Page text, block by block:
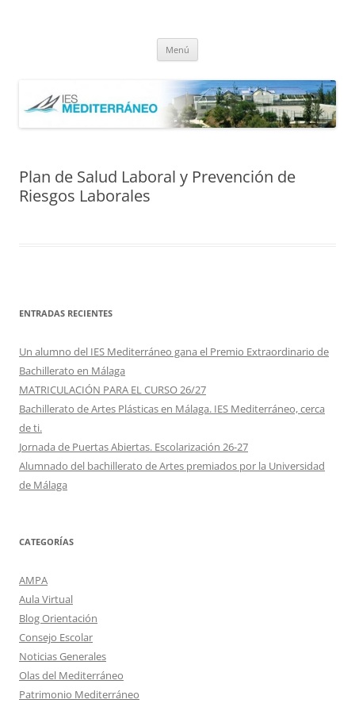
Menú
Plan de Salud Laboral y Prevención de
Riesgos Laborales
ENTRADAS RECIENTES
Un alumno del IES Mediterráneo gana el Premio Extraordinario de
Bachillerato en Málaga
MATRICULACIÓN PARA EL CURSO 26/27
Bachillerato de Artes Plásticas en Málaga. IES Mediterráneo, cerca
de ti.
Jornada de Puertas Abiertas. Escolarización 26-27
Alumnado del bachillerato de Artes premiados por la Universidad
de Málaga
CATEGORÍAS
AMPA
Aula Virtual
Blog Orientación
Consejo Escolar
Noticias Generales
Olas del Mediterráneo
Patrimonio Mediterráneo